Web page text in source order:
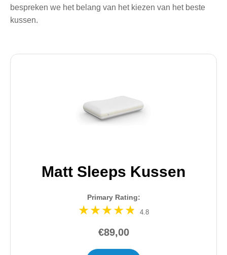
bespreken we het belang van het kiezen van het beste
kussen.
Matt Sleeps Kussen
Primary Rating:
4.8
€89,00